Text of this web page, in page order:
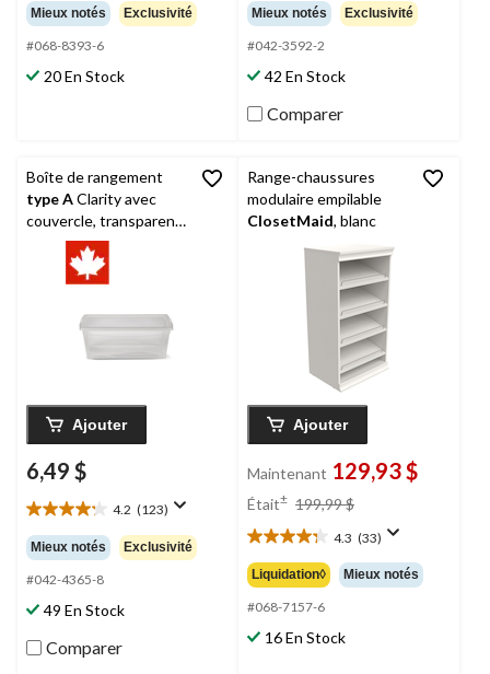
étoile(s)
sur
5.
45
évaluations
Mieux notés Exclusivité
#068-8393-6
20 En Stock
étoile(s)
sur
5.
129
évaluations
Mieux notés Exclusivité
#042-3592-2
42 En Stock
Comparer
Boîte de rangement
type AClarity avec
couvercle, transparent,
Ajouter
6,49 $
4.2 (123)
4.2
étoile(s)
sur
5.
123
évaluations
Mieux notés Exclusivité
#042-4365-8
49 En Stock
Comparer
Range-chaussures
modulaire empilable
ClosetMaid, blanc
Ajouter
Maintenant 129,93 $
Était± 199,99 $
199,99 $
4.3 (33)
4.3
étoile(s)
sur
5.
33
évaluations
Liquidation◊ Mieux notés
#068-7157-6
16 En Stock